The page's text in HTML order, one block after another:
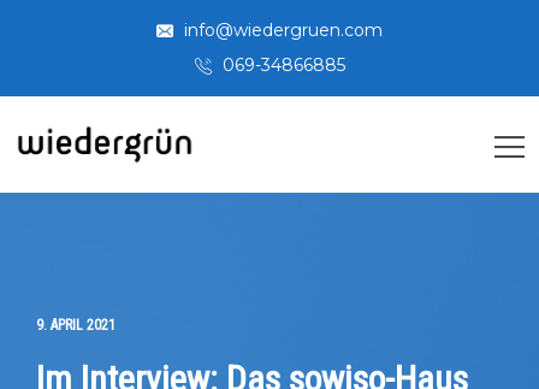
info@wiedergruen.com
069-34866885
9. APRIL 2021
Im Interview: Das sowiso-Haus